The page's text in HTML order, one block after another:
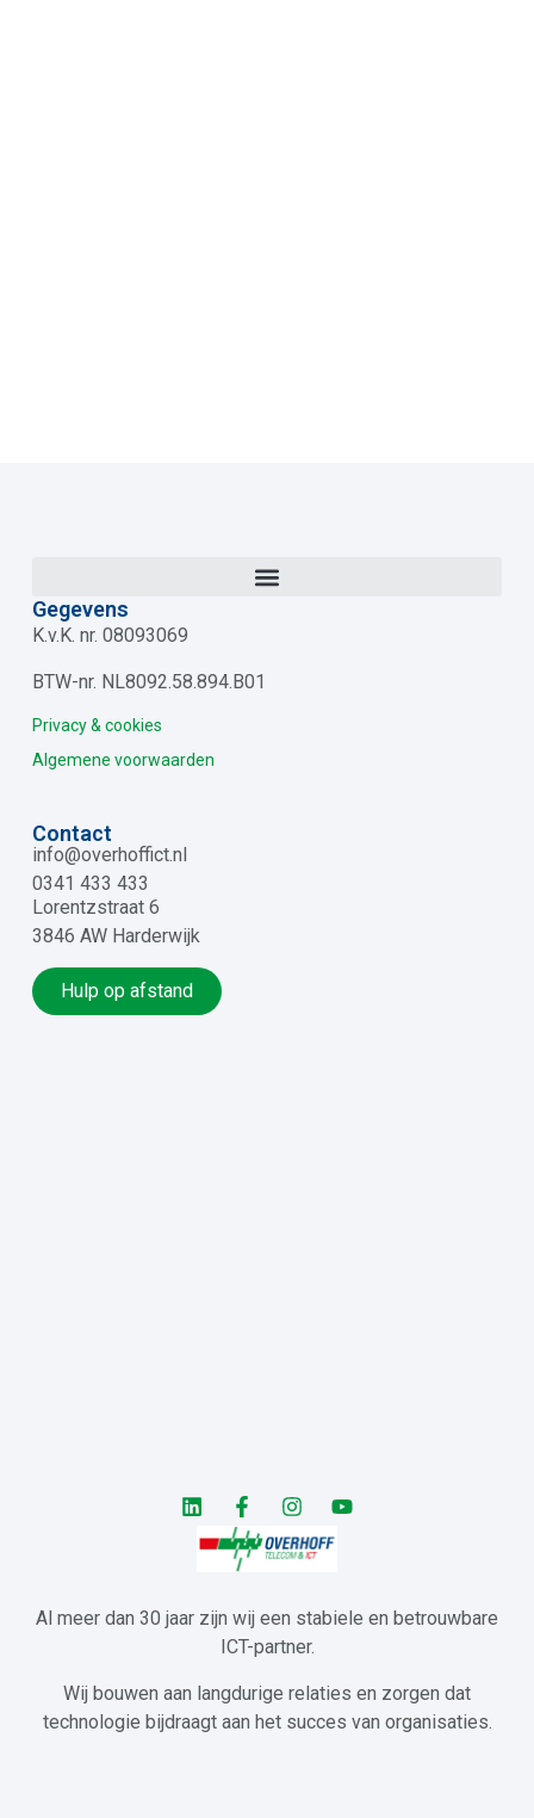
Al meer dan 30 jaar zijn wij een stabiele en betrouwbare
ICT-partner.
Wij bouwen aan langdurige relaties en zorgen dat
technologie bijdraagt aan het succes van organisaties.
Gegevens
K.v.K. nr. 08093069
BTW-nr. NL8092.58.894.B01
Privacy & cookies
Algemene voorwaarden
Contact
info@overhoffict.nl
0341 433 433
Lorentzstraat 6
3846 AW Harderwijk
Hulp op afstand